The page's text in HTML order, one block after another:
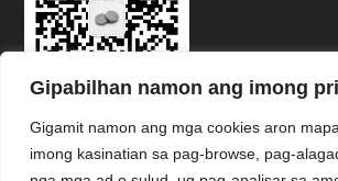
Link
Gipabilhan namon ang imong
Gigamit namon ang mga cookies aron
imong kasinatian sa pag-browse, pag-